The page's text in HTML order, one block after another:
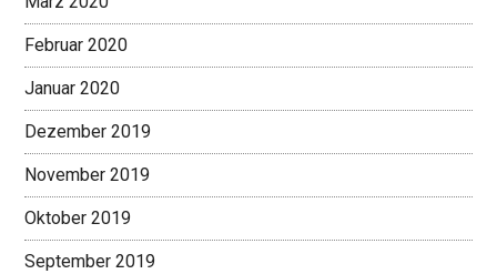
Februar 2020
Januar 2020
Dezember 2019
November 2019
Oktober 2019
September 2019